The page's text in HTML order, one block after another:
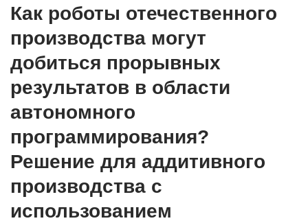
Как роботы отечественного
производства могут
добиться прорывных
результатов в области
автономного
программирования?
Решение для аддитивного
производства с
использованием